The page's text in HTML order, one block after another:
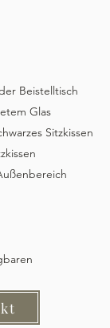
Beistelltisch
Glas
Sitzkissen